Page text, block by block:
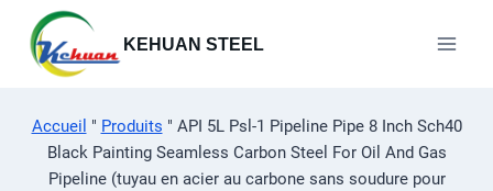
contenu
KEHUAN STEEL
Accueil " Produits " API 5L Psl-1 Pipeline Pipe 8 Inch Sch40
Black Painting Seamless Carbon Steel For Oil And Gas
Pipeline (tuyau en acier au carbone sans soudure pour